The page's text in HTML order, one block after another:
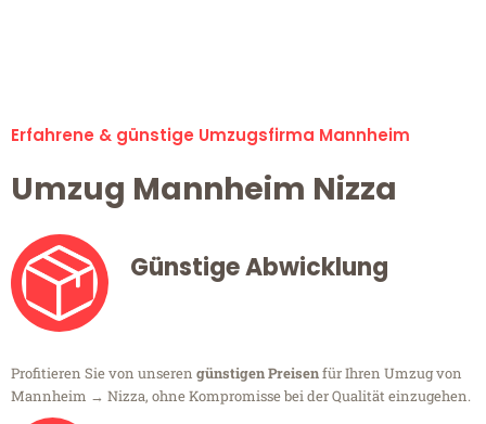
Erfahrene & günstige Umzugsfirma Mannheim
Umzug Mannheim Nizza
Günstige Abwicklung
Profitieren Sie von unseren günstigen Preisenfür Ihren Umzug von
Mannheim → Nizza, ohne Kompromisse bei der Qualität einzugehen.